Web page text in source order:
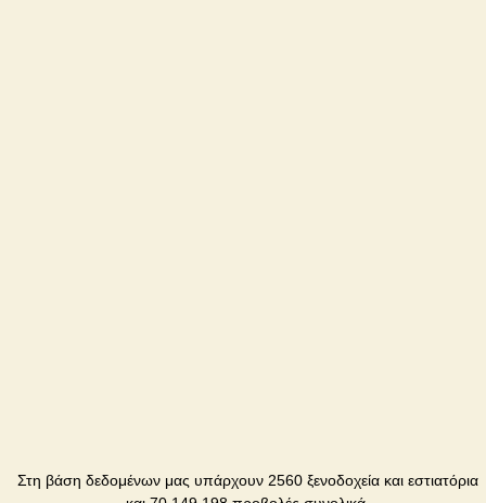
Στη βάση δεδομένων μας υπάρχουν 2560 ξενοδοχεία και εστιατόρια